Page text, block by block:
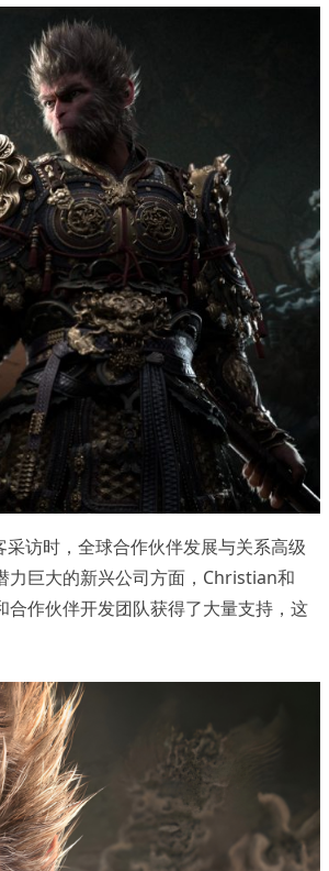
访时，全球合作伙伴发展与关系高级
力巨大的新兴公司方面，Christian和
作伙伴开发团队获得了大量支持，这